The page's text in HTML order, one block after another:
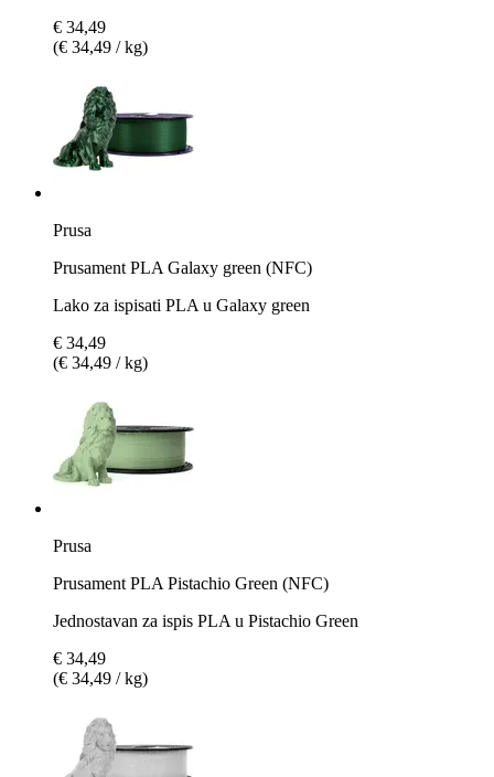
€ 34,49
(€ 34,49 / kg)
Prusa
Prusament PLA Galaxy green (NFC)
Lako za ispisati PLA u Galaxy green
€ 34,49
(€ 34,49 / kg)
Prusa
Prusament PLA Pistachio Green (NFC)
Jednostavan za ispis PLA u Pistachio Green
€ 34,49
(€ 34,49 / kg)